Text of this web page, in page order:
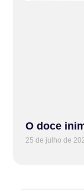
O doce
25 de julho de